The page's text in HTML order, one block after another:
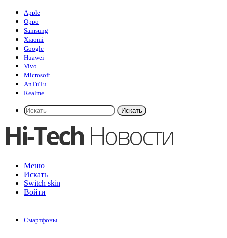
Apple
Oppo
Samsung
Xiaomi
Google
Huawei
Vivo
Microsoft
AnTuTu
Realme
Искать
Меню
Искать
Switch skin
Войти
Смартфоны